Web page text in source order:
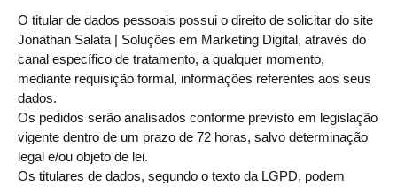
O titular de dados pessoais possui o direito de solicitar do site
Jonathan Salata | Soluções em Marketing Digital, através do
canal específico de tratamento, a qualquer momento,
mediante requisição formal, informações referentes aos seus
dados.
Os pedidos serão analisados conforme previsto em legislação
vigente dentro de um prazo de 72 horas, salvo determinação
legal e/ou objeto de lei.
Os titulares de dados, segundo o texto da LGPD, podem